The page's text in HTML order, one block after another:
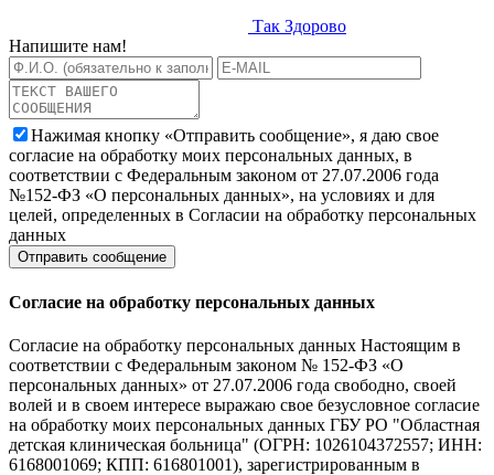
Так Здорово
Напишите нам!
Нажимая кнопку «Отправить сообщение», я даю свое
согласие на обработку моих персональных данных, в
соответствии с Федеральным законом от 27.07.2006 года
№152-ФЗ «О персональных данных», на условиях и для
целей, определенных в Согласии на обработку персональных
данных
Согласие на обработку персональных данных
Согласие на обработку персональных данных Настоящим в
соответствии с Федеральным законом № 152-ФЗ «О
персональных данных» от 27.07.2006 года свободно, своей
волей и в своем интересе выражаю свое безусловное согласие
на обработку моих персональных данных ГБУ РО "Областная
детская клиническая больница" (ОГРН: 1026104372557; ИНН:
6168001069; КПП: 616801001), зарегистрированным в